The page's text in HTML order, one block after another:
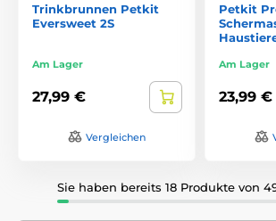
Trinkbrunnen Petkit
Eversweet 2S
Am Lager
27,99 €
Vergleichen
Petkit
Am Lager
23,99 €
Sie haben bereits 18 Produkte von